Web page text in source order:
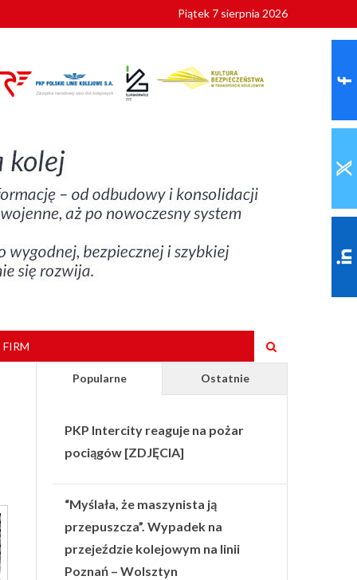
roku
Piątek 7 sierpnia 2026
Popularne Ostatnie
PKP Intercity reaguje na pożar
pociągów [ZDJĘCIA]
“Myślała, że maszynista ją
przepuszcza”. Wypadek na
przejeździe kolejowym na linii
Poznań – Wolsztyn